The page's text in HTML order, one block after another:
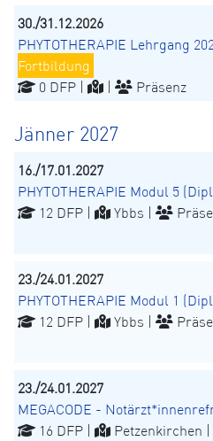
30./31.12.2026
PHYTOTHERAPIE Lehrgang
Fortbildung
0 DFP |
Präsenz
Jänner 2027
16./17.01.2027
PHYTOTHERAPIE Modul 5
12 DFP |
Ybbs |
23./24.01.2027
PHYTOTHERAPIE Modul 1
12 DFP |
Ybbs |
23./24.01.2027
MEGACODE -
16 DFP |
Petzenkirchen |